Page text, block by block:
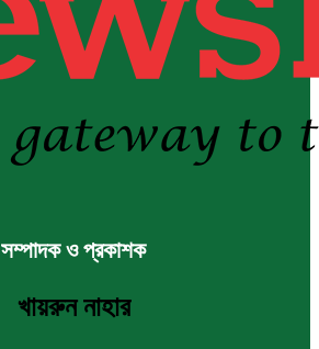
সম্পাদক ও প্রকাশক
খায়রুন নাহার